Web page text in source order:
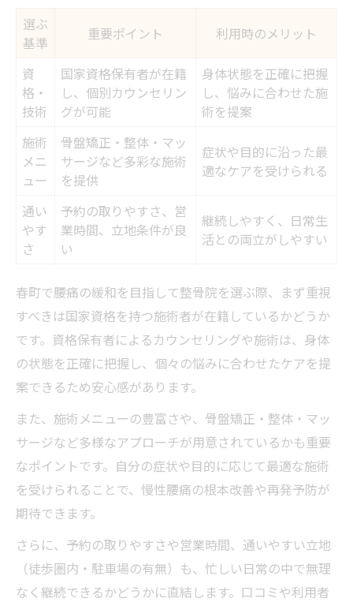
選ぶ
基準
重要ポイント 利用時のメリット
資
格・
技術
国家資格保有者が在籍
し、個別カウンセリン
グが可能
身体状態を正確に把握
し、悩みに合わせた施
術を提案
施術
メニ
ュー
骨盤矯正・整体・マッ
サージなど多彩な施術
を提供
症状や目的に沿った最
適なケアを受けられる
通い
やす
さ
予約の取りやすさ、営
業時間、立地条件が良
い
継続しやすく、日常生
活との両立がしやすい
春町で腰痛の緩和を目指して整骨院を選ぶ際、まず重視
すべきは国家資格を持つ施術者が在籍しているかどうか
です。資格保有者によるカウンセリングや施術は、身体
の状態を正確に把握し、個々の悩みに合わせたケアを提
案できるため安心感があります。
また、施術メニューの豊富さや、骨盤矯正・整体・マッ
サージなど多様なアプローチが用意されているかも重要
なポイントです。自分の症状や目的に応じて最適な施術
を受けられることで、慢性腰痛の根本改善や再発予防が
期待できます。
さらに、予約の取りやすさや営業時間、通いやすい立地
（徒歩圏内・駐車場の有無）も、忙しい日常の中で無理
なく継続できるかどうかに直結します。口コミや利用者